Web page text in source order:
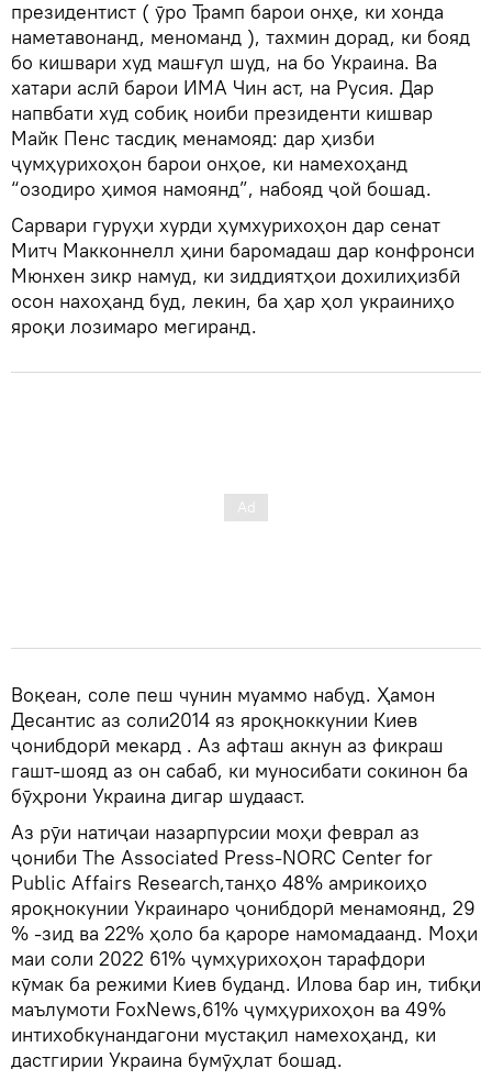
президентист ( ӯро Трамп барои онҳе, ки хонда
наметавонанд, меноманд ), тахмин дорад, ки бояд
бо кишвари худ машғул шуд, на бо Украина. Ва
хатари аслӣ барои ИМА Чин аст, на Русия. Дар
напвбати худ собиқ ноиби президенти кишвар
Майк Пенс тасдиқ менамояд: дар ҳизби
ҷумҳурихоҳон барои онҳое, ки намехоҳанд
“озодиро ҳимоя намоянд”, набояд ҷой бошад.
Сарвари гуруҳи хурди ҳумхурихоҳон дар сенат
Митч Макконнелл ҳини баромадаш дар конфронси
Мюнхен зикр намуд, ки зиддиятҳои дохилиҳизбӣ
осон нахоҳанд буд, лекин, ба ҳар ҳол украиниҳо
яроқи лозимаро мегиранд.
Воқеан, соле пеш чунин муаммо набуд. Ҳамон
Десантис аз соли2014 яз яроқноккунии Киев
ҷонибдорӣ мекард . Аз афташ акнун аз фикраш
гашт-шояд аз он сабаб, ки муносибати сокинон ба
бӯҳрони Украина дигар шудааст.
Аз рӯи натиҷаи назарпурсии моҳи феврал аз
ҷониби The Associated Press-NORC Center for
Public Affairs Research,танҳо 48% амрикоиҳо
яроқнокунии Украинаро ҷонибдорӣ менамоянд, 29
% -зид ва 22% ҳоло ба қароре намомадаанд. Моҳи
маи соли 2022 61% ҷумҳурихоҳон тарафдори
кӯмак ба режими Киев буданд. Илова бар ин, тибқи
маълумоти FoxNews,61% ҷумҳурихоҳон ва 49%
интихобкунандагони мустақил намехоҳанд, ки
дастгирии Украина бумӯҳлат бошад.